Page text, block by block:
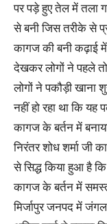
पर पड़े हुए तेल में तला
से बनी जिस तरीके से
कागज की बनी कढ़ाई
देखकर लोगों ने पहले
लोगों ने पकौड़ी खाना
नहीं हो रहा था कि
कागज के बर्तन में
निरंतर शोध शर्मा जी
से सिद्ध किया हुआ है
कागज के बर्तन में
मिर्जापुर जनपद में